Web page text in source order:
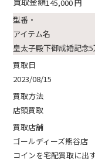
145,000円
型番・
アイテム名
皇太子殿下御成婚記念
買取日
2023/08/15
買取方法
店頭買取
買取店舗
ゴールディーズ熊谷店
コインを宅配買取に出